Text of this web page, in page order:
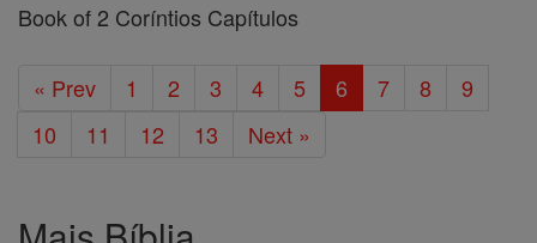
Book of 2 Coríntios Capítulos
« Prev 1 2 3 4 5 6 7 8
9
10
11 12 13 Next »